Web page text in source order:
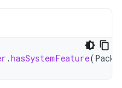
.hasSystemFeature(